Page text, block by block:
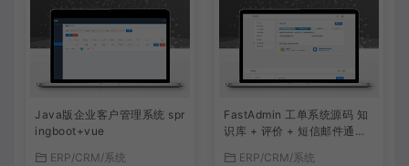
Java版企业客户管理系统 spr
ingboot+vue
ERP/CRM/系统
FastAdmin 工单系统源码 知
识库 + 评价 + 短信邮件通知
ERP/CRM/系统